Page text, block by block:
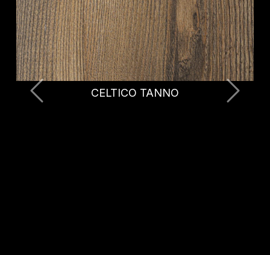
CELTICO BRUNITO